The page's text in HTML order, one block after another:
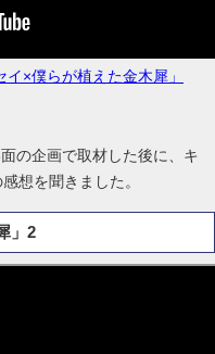
×僕らが植えた金木犀」
の企画で取材した後に、キ
想を聞きました。
」2